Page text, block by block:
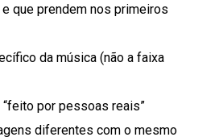
que prendem nos primeiros
da música (não a faixa
por pessoas reais”
diferentes com o mesmo